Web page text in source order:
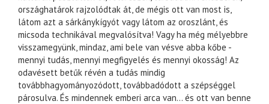
országhatárok rajzolódtak át, de mégis ott van most is,
látom azt a sárkánykígyót vagy látom az oroszlánt, és
micsoda technikával megvalósítva! Vagy ha még mélyebbre
visszamegyünk, mindaz, ami bele van vésve abba kőbe -
mennyi tudás, mennyi megfigyelés és mennyi okosság! Az
odavésett betűk révén a tudás mindig
továbbhagyományozódott, továbbadódott a szépséggel
párosulva. És mindennek emberi arca van… és ott van benne